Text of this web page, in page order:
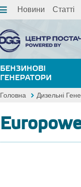
Новини Статті
БЕНЗИНОВІ
ГЕНЕРАТОРИ
Головна Дизельні